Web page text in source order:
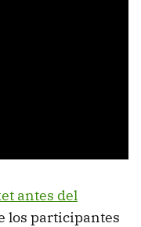
antes del
los participantes